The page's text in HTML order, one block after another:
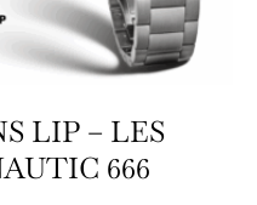
LIP – LES
666